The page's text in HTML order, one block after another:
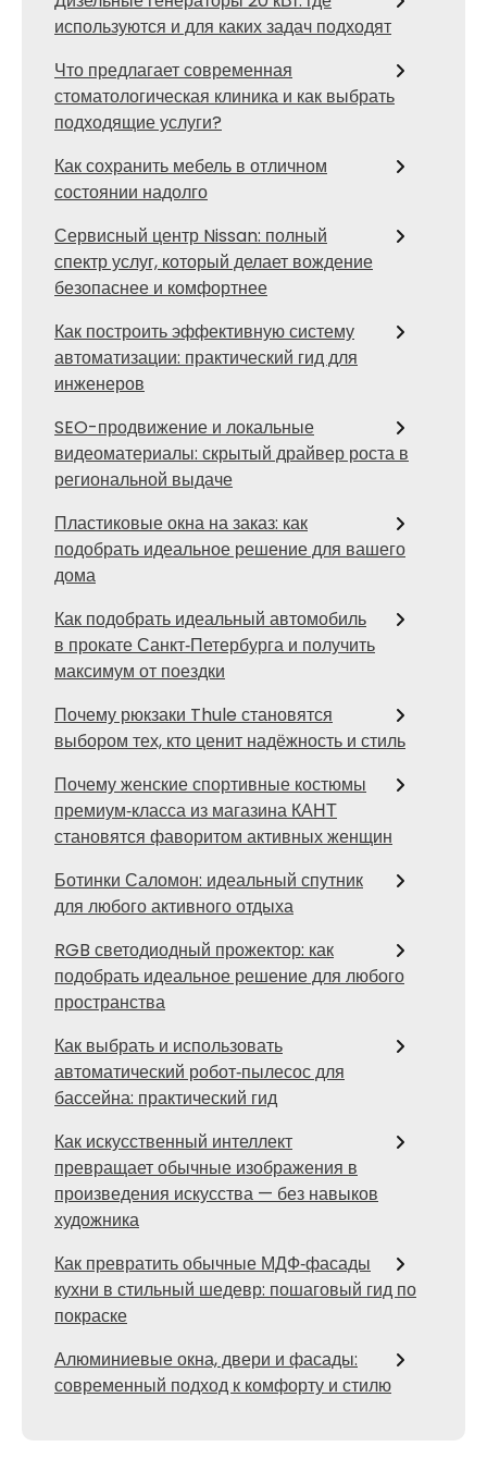
используются и для каких задач подходят
Что предлагает современная
стоматологическая клиника и как выбрать
подходящие услуги?
Как сохранить мебель в отличном
состоянии надолго
Сервисный центр Nissan: полный
спектр услуг, который делает вождение
безопаснее и комфортнее
Как построить эффективную систему
автоматизации: практический гид для
инженеров
SEO-продвижение и локальные
видеоматериалы: скрытый драйвер роста в
региональной выдаче
Пластиковые окна на заказ: как
подобрать идеальное решение для вашего
дома
Как подобрать идеальный автомобиль
в прокате Санкт‑Петербурга и получить
максимум от поездки
Почему рюкзаки Thule становятся
выбором тех, кто ценит надёжность и стиль
Почему женские спортивные костюмы
премиум‑класса из магазина КАНТ
становятся фаворитом активных женщин
Ботинки Саломон: идеальный спутник
для любого активного отдыха
RGB светодиодный прожектор: как
подобрать идеальное решение для любого
пространства
Как выбрать и использовать
автоматический робот‑пылесос для
бассейна: практический гид
Как искусственный интеллект
превращает обычные изображения в
произведения искусства — без навыков
художника
Как превратить обычные МДФ‑фасады
кухни в стильный шедевр: пошаговый гид по
покраске
Алюминиевые окна, двери и фасады:
современный подход к комфорту и стилю